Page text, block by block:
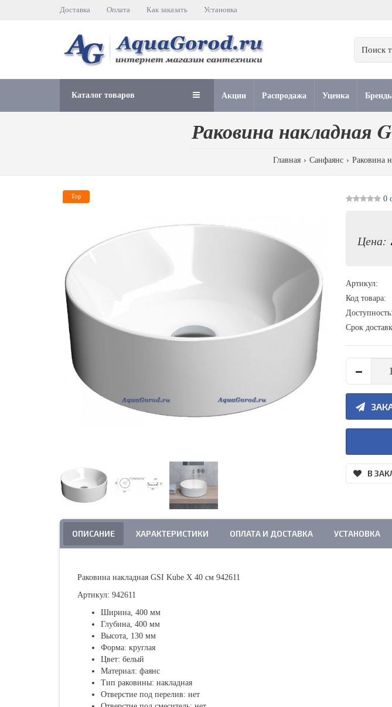
Доставка Оплата Как заказать Установка
Каталог товаров Акции Распродажа Уценка
Раковина накладная
Главная Санфаянс Раковина
Top 0
Цена:
Артикул:
Код товара:
Доступность:
Срок
В
ОПИСАНИЕ ХАРАКТЕРИСТИКИ ОПЛАТА И ДОСТАВКА УСТАНОВКА
Раковина накладная GSI Kube X 40 см 942611
Артикул: 942611
Ширина, 400 мм
Глубина, 400 мм
Высота, 130 мм
Форма: круглая
Цвет: белый
Материал: фаянс
Тип раковины: накладная
Отверстие под перелив: нет